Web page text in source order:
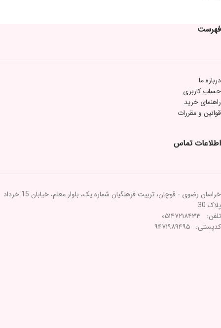
فهرست
درباره ما
حساب کاربری
راهنمای خرید
قوانین و مقررات
اطلاعات تماس
خراسان رضوی - قوچان، تربیت فرهنگیان شماره یک، بلوار معلم، خیابان 15 خرداد
پلاک 30
تلفن: ۰۵۱۴۷۲۱۸۴۳۳
کدپستی: ۹۴۷۱۹۸۹۴۹۵